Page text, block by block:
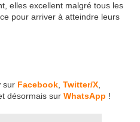
elles excellent malgré tous les
pour arriver à atteindre leurs
sur Facebook Twitter/X
désormais sur WhatsApp !